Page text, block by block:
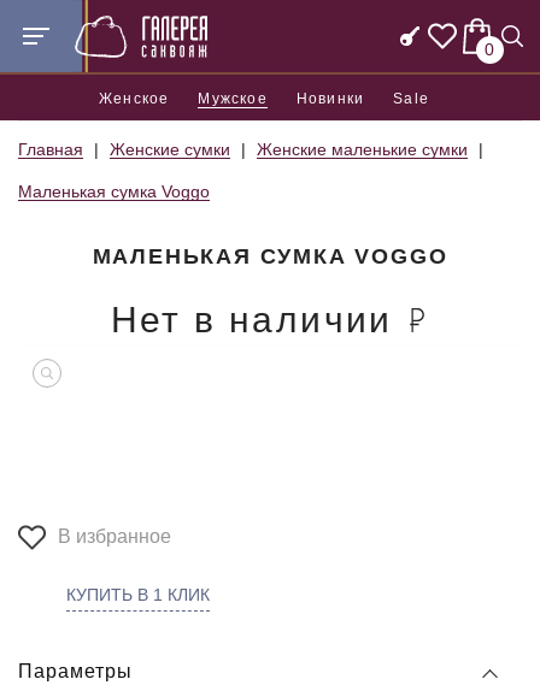
0
Женское Мужское Новинки Sale
Главная Женские сумки Женские маленькие сумки
Маленькая сумка Voggo
МАЛЕНЬКАЯ СУМКА VOGGO
Нет в наличии
В избранное
КУПИТЬ В 1 КЛИК
Параметры